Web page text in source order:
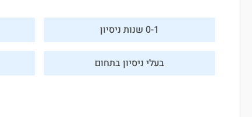
0-1 שנות ניסיון
בעלי ניסיון בתחום